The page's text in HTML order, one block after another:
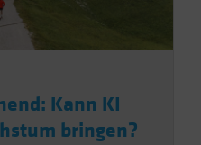
Kann KI
bringen?